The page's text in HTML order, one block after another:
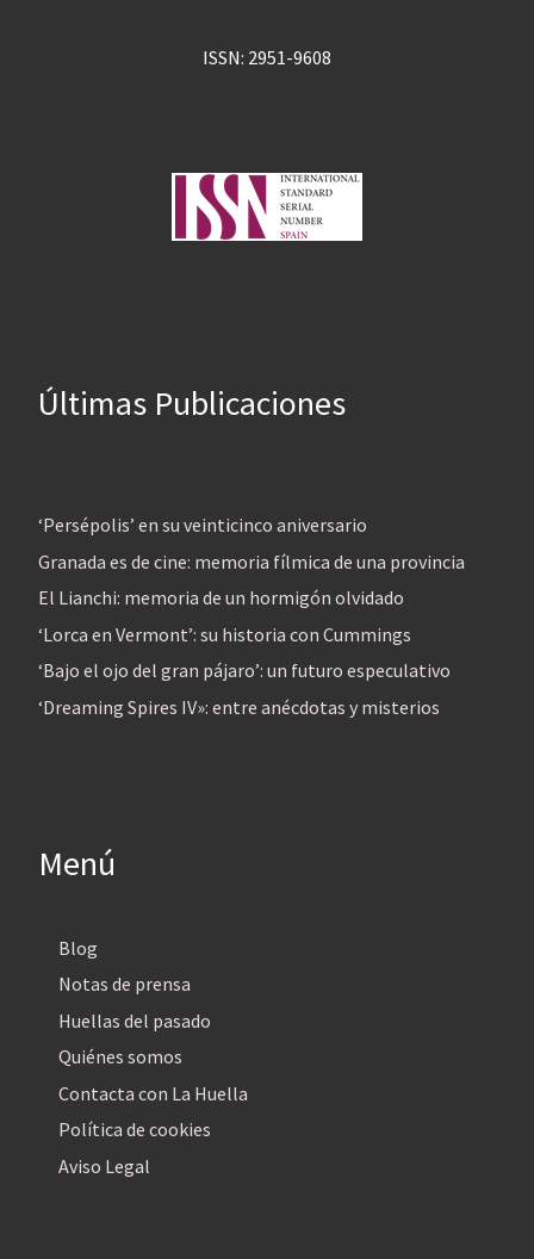
ISSN: 2951-9608
Últimas Publicaciones
‘Persépolis’ en su veinticinco aniversario
Granada es de cine: memoria fílmica de una provincia
El Lianchi: memoria de un hormigón olvidado
‘Lorca en Vermont’: su historia con Cummings
‘Bajo el ojo del gran pájaro’: un futuro especulativo
‘Dreaming Spires IV»: entre anécdotas y misterios
Menú
Blog
Notas de prensa
Huellas del pasado
Quiénes somos
Contacta con La Huella
Política de cookies
Aviso Legal